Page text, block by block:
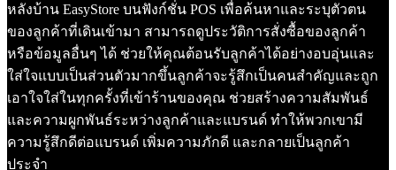
หลังบ้าน EasyStore บนฟังก์ชั่น POS เพื่อค้นหาและระบุตัวตน
ของลูกค้าที่เดินเข้ามา สามารถดูประวัติการสั่งซื้อของลูกค้า
หรือข้อมูลอื่นๆ ได้ ช่วยให้คุณต้อนรับลูกค้าได้อย่างอบอุ่นและ
ใส่ใจแบบเป็นส่วนตัวมากขึ้นลูกค้าจะรู้สึกเป็นคนสำคัญและถูก
เอาใจใส่ในทุกครั้งที่เข้าร้านของคุณ ช่วยสร้างความสัมพันธ์
และความผูกพันธ์ระหว่างลูกค้าและแบรนด์ ทำให้พวกเขามี
ความรู้สึกดีต่อแบรนด์ เพิ่มความภักดี และกลายเป็นลูกค้า
ประจำ